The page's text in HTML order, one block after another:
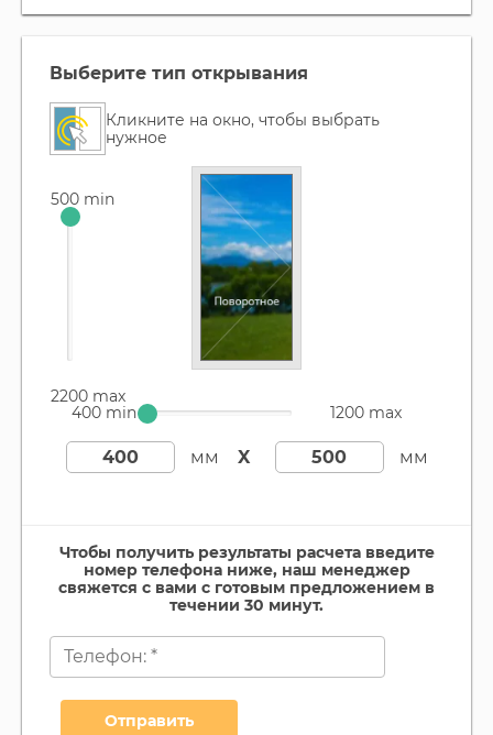
выберите тип открывания
Кликните на окно, чтобы выбрать
нужное
400 min 1200 max
500 min
2200 max
мм X мм
Чтобы получить результаты расчета введите
номер телефона ниже, наш менеджер
свяжется с вами с готовым предложением в
течении 30 минут.
Отправить